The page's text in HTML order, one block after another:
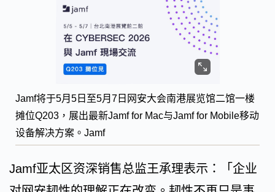
Jamf将于5月5日至5月7日网安大会南港展览馆二馆一楼
摊位Q203，展出最新Jamf for Mac与Jamf for Mobile移动
设备解决方案。Jamf
Jamf亚太区资深销售总监王承理表示：「企业